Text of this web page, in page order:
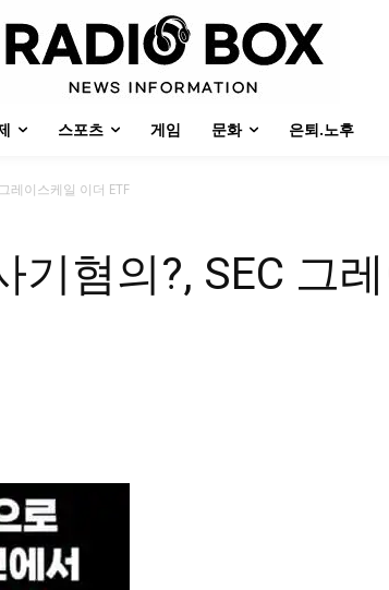
스포츠 게임 문화 은퇴.노후
레이스케일 이더 ETF
혐의?, SEC 그